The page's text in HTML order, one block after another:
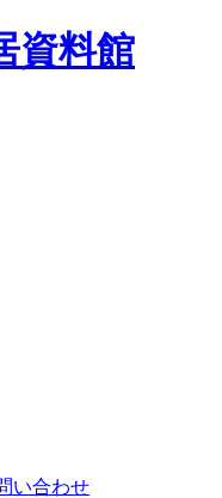
資料館
い合わせ